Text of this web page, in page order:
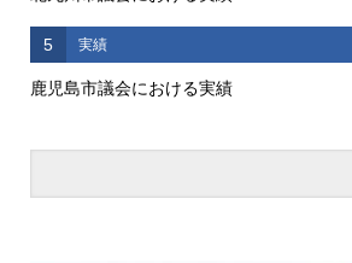
5 実績
鹿児島市議会における実績